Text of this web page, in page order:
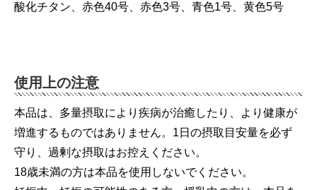
酸化チタン、赤色40号、赤色3号、青色1号、黄色5号
使用上の注意
本品は、多量摂取により疾病が治癒したり、より健康が
増進するものではありません。1日の摂取目安量を必ず
守り、過剰な摂取はお控えください。
18歳未満の方は本品を使用しないでください。